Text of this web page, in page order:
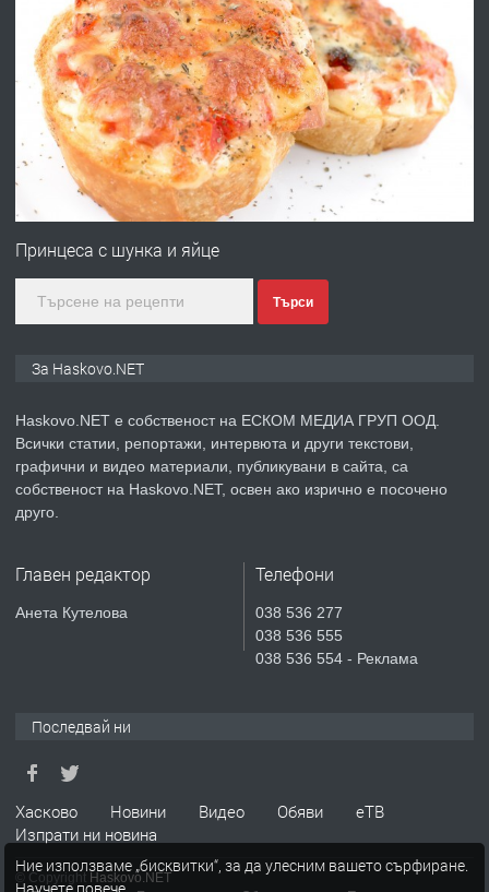
преди 2 дни
ПРЕДЛАГА Давам гараж под наем
преди 2 дни
№4120 Магазин/Офис под наем в кв.
градската градина!
преди 3 дни
ПРЕДЛАГА
Продавам парцел в гр. Хасково кв.
СГЛОБЯВАНЕ НА МЕБЕЛИ.
апартамент под наем в кв.
Училищни, гр. Хасково.
Принцеса с шунка и яйце
Търси
За Haskovo.NET
Haskovo.NET е собственост на ЕСКОМ МЕДИА ГРУП ООД.
Всички статии, репортажи, интервюта и други текстови,
графични и видео материали, публикувани в сайта, са
собственост на Haskovo.NET, освен ако изрично е посочено
друго.
Главен редактор
Анета Кутелова
Телефони
038 536 277
038 536 555
038 536 554 - Реклама
Последвай ни
Хасково Новини Видео Обяви
еТВ
Изпрати ни новина
© Copyright Haskovo.NET
Ние използваме „бисквитки“, за да улесним вашето сърфиране.